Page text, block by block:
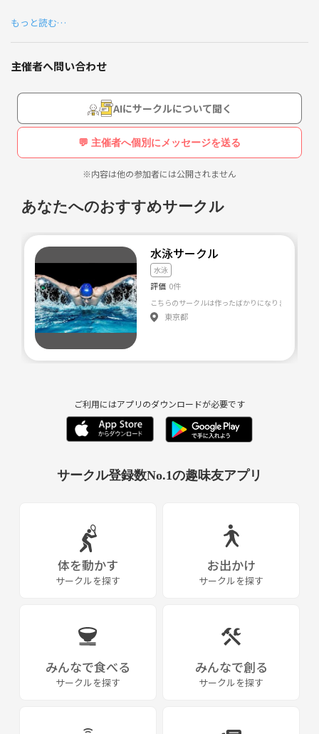
もっと読む…
主催者へ問い合わせ
AIにサークルについて聞く
💬 主催者へ個別にメッセージを送る
※内容は他の参加者には公開されません
あなたへのおすすめサークル
水泳サークル
水泳
評価 0件
東京都
ご利用にはアプリのダウンロードが必要です
サークル登録数No.1の趣味友アプリ
体を動かす
サークルを探す
お出かけ
サークルを探す
みんなで食べる
サークルを探す
みんなで創る
サークルを探す